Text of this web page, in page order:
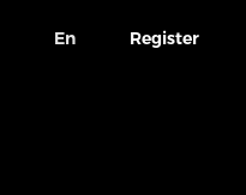
En Register